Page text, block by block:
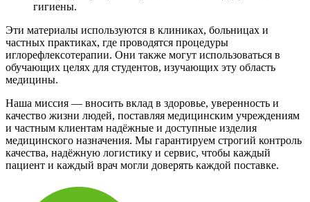
гигиены.
Эти материалы используются в клиниках, больницах и
частных практиках, где проводятся процедуры
иглорефлексотерапии. Они также могут использоваться в
обучающих целях для студентов, изучающих эту область
медицины.
Наша миссия — вносить вклад в здоровье, уверенность и
качество жизни людей, поставляя медицинским учреждениям
и частным клиентам надёжные и доступные изделия
медицинского назначения. Мы гарантируем строгий контроль
качества, надёжную логистику и сервис, чтобы каждый
пациент и каждый врач могли доверять каждой поставке.